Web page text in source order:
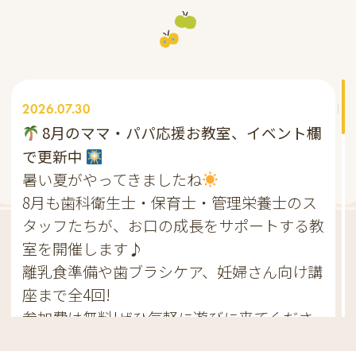
2026.07.30
8月のママ・パパ応援お教室、イベント欄
で更新中
暑い夏がやってきましたね
8月も歯科衛生士・保育士・管理栄養士のス
タッフたちが、お口の成長をサポートする教
室を開催します♪
離乳食準備や歯ブラシケア、妊婦さん向け講
座まで全4回!
参加費は無料!ぜひ気軽に遊びに来てくださ